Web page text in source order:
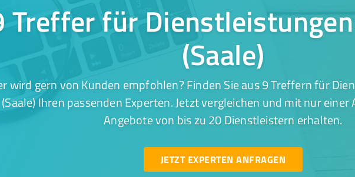
Treffer für
(Saale)
wird gern von Kunden empfohlen? Finden Sie aus 9 Treffern für
(Saale) Ihren passenden Experten. Jetzt vergleichen und mit nur
Angebote von bis zu 20 Dienstleistern erhalten.
JETZT EXPERTEN ANFRAGEN